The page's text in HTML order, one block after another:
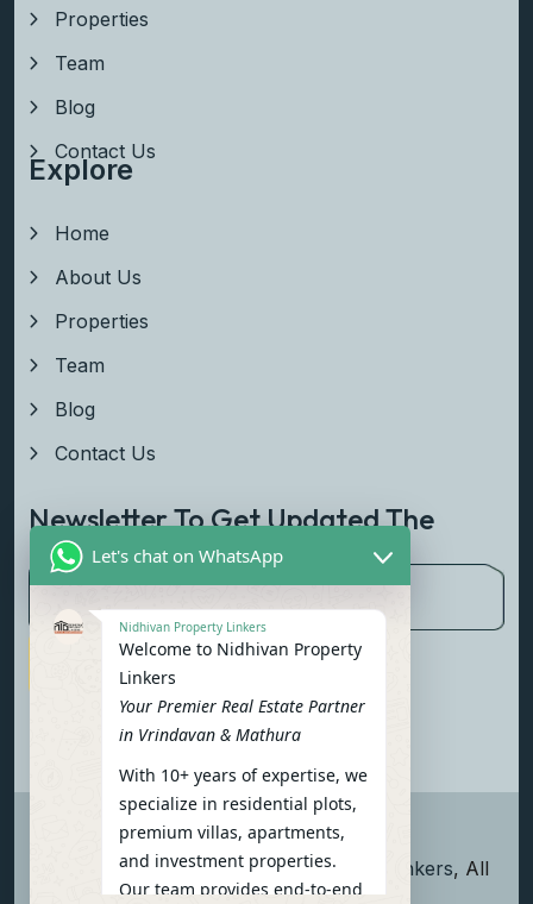
Properties
Team
Blog
Contact Us
Explore
Home
About Us
Properties
Team
Blog
Contact Us
Newsletter To Get Updated The
Latest News
Copyright 2026Nidhivan Property Linkers, All
Let's chat on WhatsApp
Nidhivan Property Linkers
Welcome to Nidhivan Property
Linkers
Your Premier Real Estate Partner
in Vrindavan & Mathura
With 10+ years of expertise, we
specialize in residential plots,
premium villas, apartments,
and investment properties.
Our team provides end-to-end